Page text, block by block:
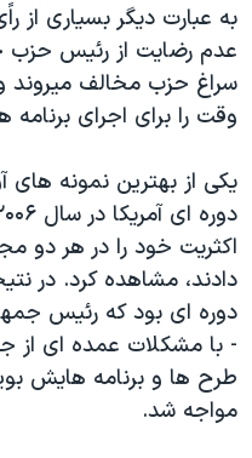
اقتصادی
علم و فناوری
اسرائیل در جنگ
آرشیو پخش زنده
حمله جمهوری اسلامی به
رمز مهسا
ورزش زنان در ایران
مجموعه مستندهای دادخواهی
تریبونال مردمی آبان ۹۸
چهل سال گروگان‌گیری
قانون شفافیت دارائی کادر
اعتراضات مردمی آبان ۹۸
زبانهای مختلف
به عبارت دیگر بسیاری از
عدم رضایت از رئیس
سراغ حزب مخالف
وقت را برای اجرای
یکی از بهترین نمونه های
اکثریت خود را در هر دو
دادند، مشاهده کرد. در
دوره ای بود که رئیس
- با مشکلات عمده ای از
طرح ها و برنامه هایش
مواجه شد.